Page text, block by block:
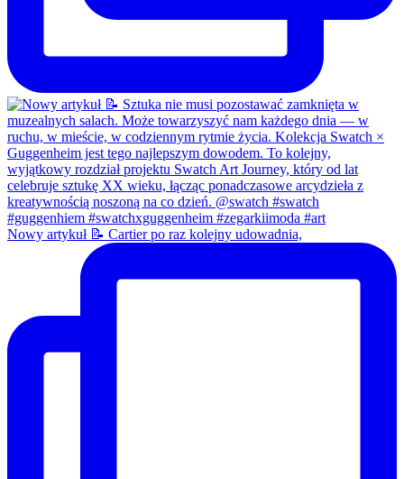
Nowy artykuł 📝 Cartier po raz kolejny udowadnia,